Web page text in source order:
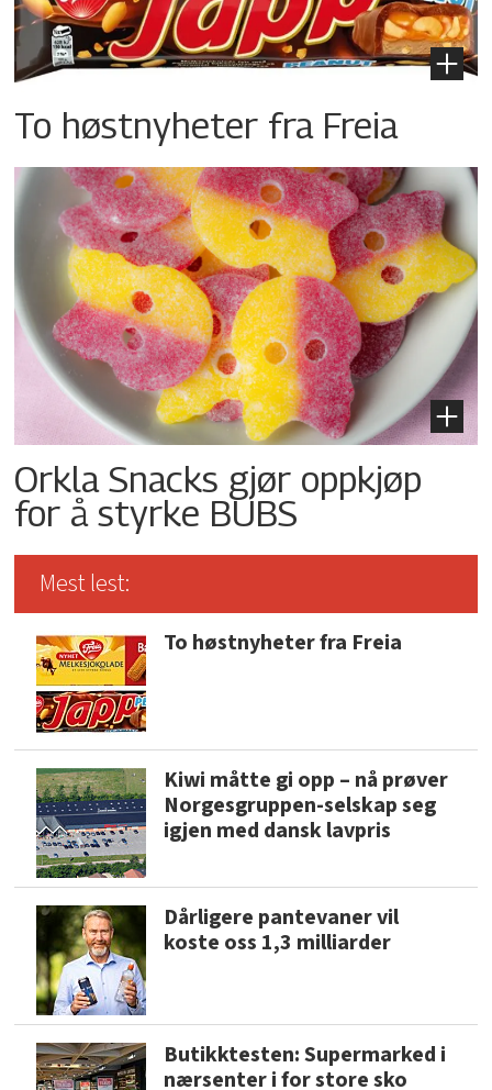
To høstnyheter fra Freia
Orkla Snacks gjør oppkjøp
for å styrke BUBS
Mest lest:
To høstnyheter fra Freia
Kiwi måtte gi opp – nå prøver
Norgesgruppen-selskap seg
igjen med dansk lavpris
Dårligere pantevaner vil
koste oss 1,3 milliarder
Butikktesten: Supermarked i
nærsenter i for store sko